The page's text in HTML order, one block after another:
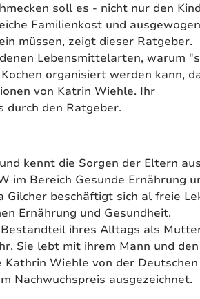
soll es - nicht nur den
Familienkost und
müssen, zeigt dieser Ratgeber.
Lebensmittelarten, warum
organisiert werden kann,
von Katrin Wiehle. Ihr
durch den Ratgeber.
kennt die Sorgen der Eltern
im Bereich Gesunde Ernährung
Gilcher beschäftigt sich al freie
Ernährung und Gesundheit.
ihres Alltags als
Sie lebt mit ihrem Mann und den
Kathrin Wiehle von der Deutschen
Nachwuchspreis ausgezeichnet.